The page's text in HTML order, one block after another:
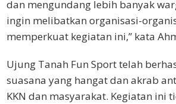
dan mengundang lebih banyak
ingin melibatkan organisasi-
memperkuat kegiatan ini,” kata
Ujung Tanah Fun Sport telah
suasana yang hangat dan akrab
KKN dan masyarakat. Kegiatan ini